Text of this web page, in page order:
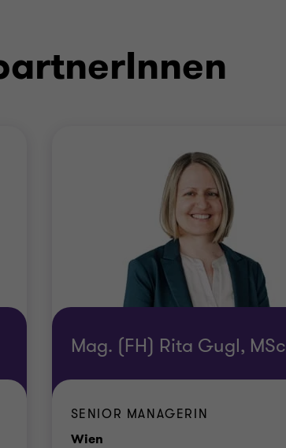
Mag. (FH) Rita Gugl, MSc
SENIOR MANAGERIN
WienStandort